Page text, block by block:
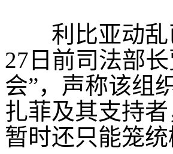
利比亚动乱
27日前司法部
会”，声称该组
扎菲及其支持
暂时还只能笼